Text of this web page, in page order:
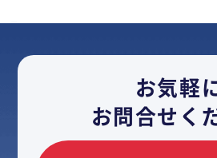
お気軽
お問合せく